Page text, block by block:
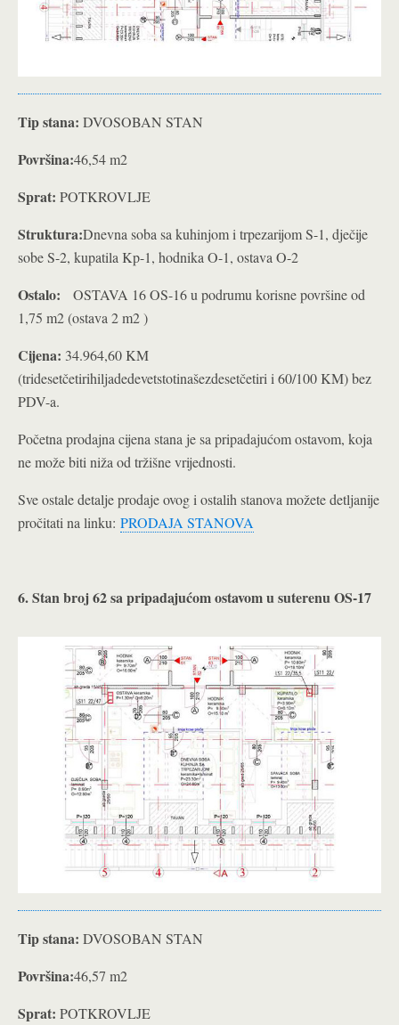
Tip stana: DVOSOBAN STAN
Površina:46,54 m2
Sprat: POTKROVLJE
Struktura:Dnevna soba sa kuhinjom i trpezarijom S-1, dječije
sobe S-2, kupatila Kp-1, hodnika O-1, ostava O-2
Ostalo: OSTAVA 16 OS-16 u podrumu korisne površine od
1,75 m2 (ostava 2 m2 )
Cijena: 34.964,60 KM
(tridesetčetirihiljadedevetstotinašezdesetčetiri i 60/100 KM) bez
PDV-a.
Početna prodajna cijena stana je sa pripadajućom ostavom, koja
ne može biti niža od tržišne vrijednosti.
Sve ostale detalje prodaje ovog i ostalih stanova možete detljanije
pročitati na linku: PRODAJA STANOVA
6. Stan broj 62 sa pripadajućom ostavom u suterenu OS-17
Tip stana: DVOSOBAN STAN
Površina:46,57 m2
Sprat: POTKROVLJE